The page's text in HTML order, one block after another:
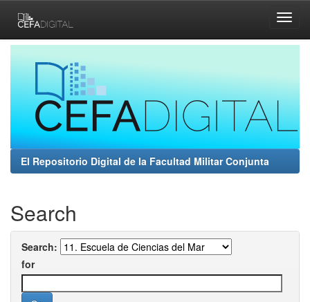
navigation
El Repositorio Digital de la Facultad Militar Conjunta
Search
Search:
for